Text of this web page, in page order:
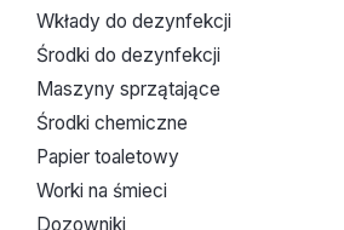
Wkłady do dezynfekcji
Środki do dezynfekcji
Maszyny sprzątające
Środki chemiczne
Papier toaletowy
Worki na śmieci
Dozowniki